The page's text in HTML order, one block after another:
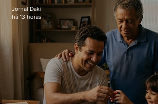
Jornal Daki
há 13 horas